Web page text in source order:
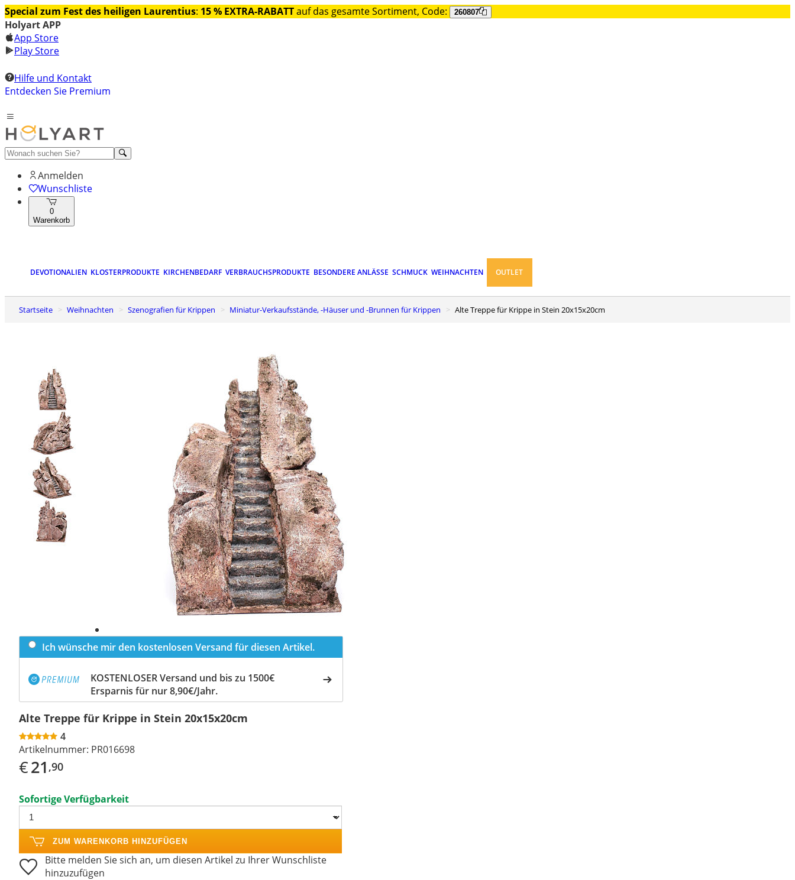
Special zum Fest des heiligen Laurentius: 15 % EXTRA-RABATTauf das gesamte Sortiment, Code: 260807
Holyart APP
App Store
Play Store
Hilfe und Kontakt
Entdecken Sie Premium
Anmelden
Wunschliste
0
Warenkorb
DEVOTIONALIEN KLOSTERPRODUKTE KIRCHENBEDARF VERBRAUCHSPRODUKTE BESONDERE ANLÄSSE SCHMUCK WEIHNACHTEN OUTLET
Startseite Weihnachten Szenografien für Krippen Miniatur-Verkaufsstände, -Häuser und -Brunnen für Krippen Alte Treppe für Krippe in Stein 20x15x20cm
Ich wünsche mir den kostenlosen Versand für diesen Artikel.
KOSTENLOSER Versand und bis zu 1500€
Ersparnis für nur 8,90€/Jahr.
Alte Treppe für Krippe in Stein 20x15x20cm
4
Artikelnummer: PR016698
€21 ,90
Sofortige Verfügbarkeit
ZUM WARENKORB HINZUFÜGEN
Bitte melden Sie sich an, um diesen Artikel zu Ihrer Wunschliste
hinzuzufügen